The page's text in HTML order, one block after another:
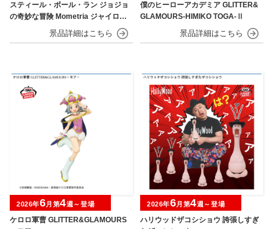
スティール・ボール・ラン ジョジョ
の奇妙な冒険 Mometria ジャイロ・
僕のヒーローアカデミア GLITTER&
GLAMOURS-HIMIKO TOGA-Ⅱ
ケロロ軍曹 GLITTER&GLAMOURS
2026年6月第4週～登場
ハリウッドザコシショウ 誇張しすぎ
2026年6月第4週～登場